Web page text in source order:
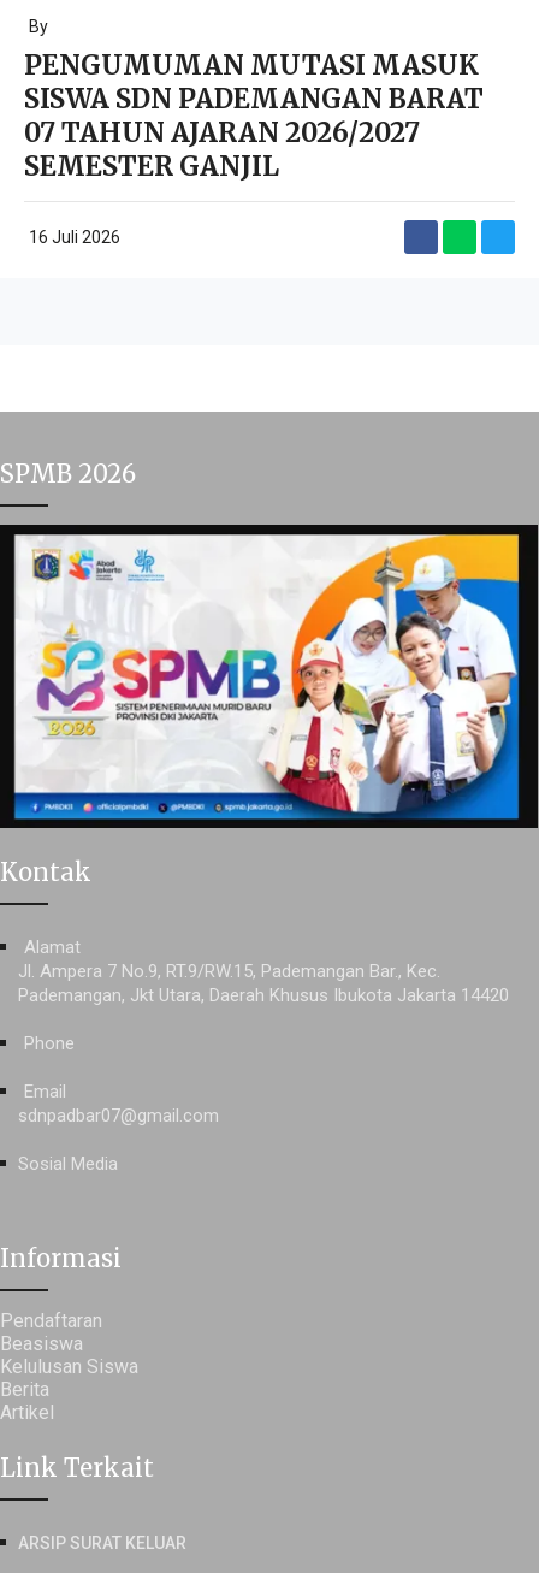
MUTASI MASUK
BARAT
2026/2027
Gerakan
SDN
Budayakan
terus
SPMB 2026
Kontak
Alamat
Jl. Ampera 7 No.9, RT.9/RW.15, Pademangan Bar., Kec.
Pademangan, Jkt Utara, Daerah Khusus Ibukota Jakarta 14420
Phone
Email
sdnpadbar07@gmail.com
Sosial Media
Informasi
Pendaftaran
Beasiswa
Kelulusan Siswa
Berita
Artikel
Link Terkait
ARSIP SURAT KELUAR